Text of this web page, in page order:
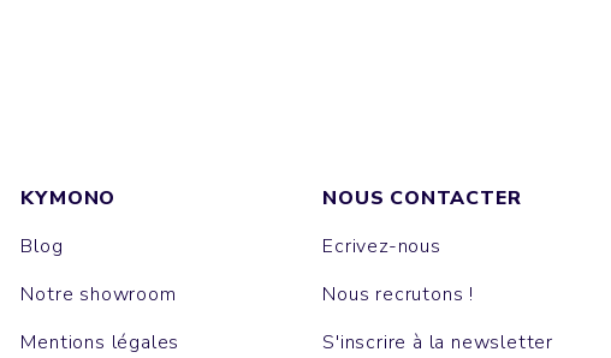
KYMONO
Blog
Notre showroom
Mentions légales
NOUS CONTACTER
Ecrivez-nous
Nous recrutons !
S'inscrire à la newsletter